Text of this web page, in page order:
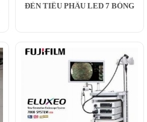
ĐÈN TIỂU PHẪU LED 7 BÓNG